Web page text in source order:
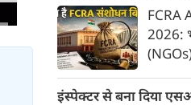
छात्रों को
बजाय
उनकी
जरूरत
FCRA
2026:
इंस्पेक्टर से बना दिया